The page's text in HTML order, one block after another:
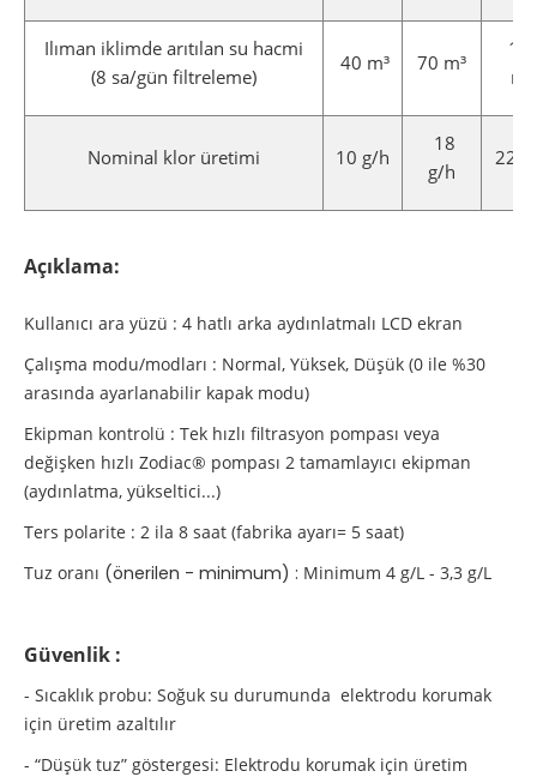
Ilıman iklimde arıtılan su hacmi
(8 sa/gün filtreleme)
40 m³ 70 m³
m³
Nominal klor üretimi 10 g/h
18
g/h
22
Açıklama:
Kullanıcı ara yüzü : 4 hatlı arka aydınlatmalı LCD ekran
Çalışma modu/modları : Normal, Yüksek, Düşük (0 ile %30
arasında ayarlanabilir kapak modu)
Ekipman kontrolü : Tek hızlı filtrasyon pompası veya
değişken hızlı Zodiac® pompası 2 tamamlayıcı ekipman
(aydınlatma, yükseltici...)
Ters polarite : 2 ila 8 saat (fabrika ayarı= 5 saat)
Tuz oranı (önerilen - minimum) : Minimum 4 g/L - 3,3 g/L
Güvenlik :
- Sıcaklık probu: Soğuk su durumunda elektrodu korumak
için üretim azaltılır
- “Düşük tuz” göstergesi: Elektrodu korumak için üretim